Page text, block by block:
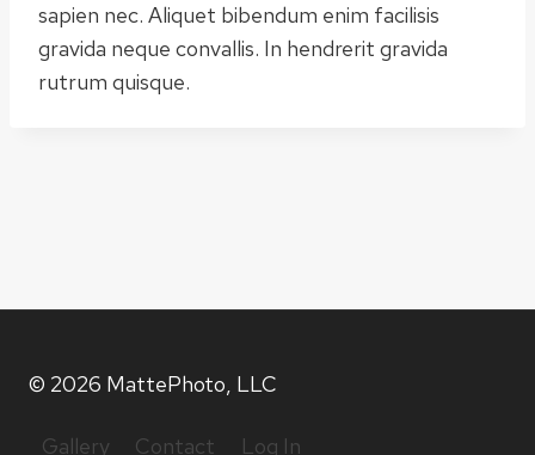
sapien nec. Aliquet bibendum enim facilisis
gravida neque convallis. In hendrerit gravida
rutrum quisque.
© 2026 MattePhoto, LLC
Gallery Contact Log In